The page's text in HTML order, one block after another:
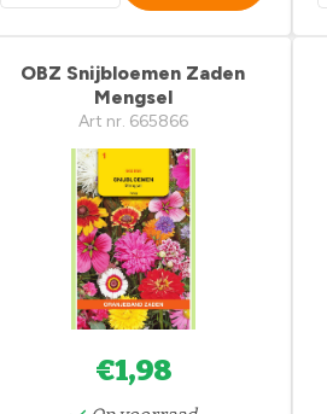
OBZ Snijbloemen Zaden
Mengsel
Art nr. 665866
€1,98